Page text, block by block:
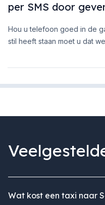
per SMS door
Hou u telefoon goed in de
stil heeft staan moet u dat
Wat kost een taxi naar